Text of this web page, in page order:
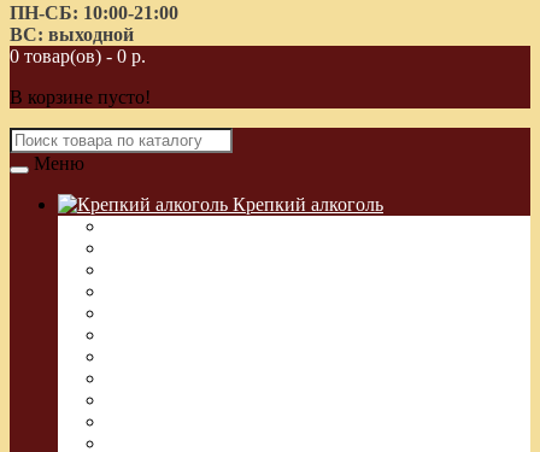
ПН-СБ: 10:00-21:00
ВС: выходной
0 товар(ов) - 0 р.
В корзине пусто!
Меню
Крепкий алкоголь